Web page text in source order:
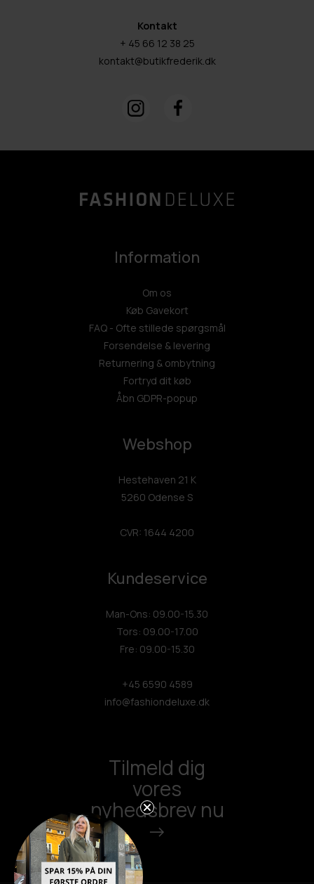
Kontakt
+ 45 66 12 38 25
kontakt@butikfrederik.dk
Information
Om os
Køb Gavekort
FAQ - Ofte stillede spørgsmål
Forsendelse & levering
Returnering & ombytning
Fortryd dit køb
Åbn GDPR-popup
Webshop
Hestehaven 21 K
5260 Odense S
CVR: 1644 4200
Kundeservice
Man-Ons: 09.00-15.30
Tors: 09.00-17.00
Fre: 09.00-15.30
+45 6590 4589
info@fashiondeluxe.dk
Tilmeld dig
vores
nyhedsbrev nu
->